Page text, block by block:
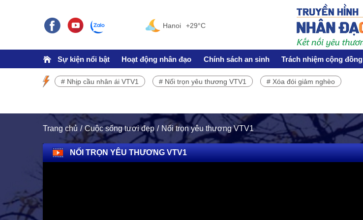
Hanoi +29°C
Sự kiện nổi bật Hoạt động nhân đạo Chính sách an sinh Trách nhiệm cộng đồng
SỰ KIỆN NỔI BẬT HOẠT ĐỘNG NHÂN ĐẠO
Hoạt động nhân đạo cả nước
# Nhịp cầu nhân ái VTV1 # Nối trọn yêu thương VTV1 # Xóa đói giảm nghèo
Trang chủ Cuộc sống tươi đẹp Nối trọn yêu thương VTV1
NỐI TRỌN YÊU THƯƠNG VTV1